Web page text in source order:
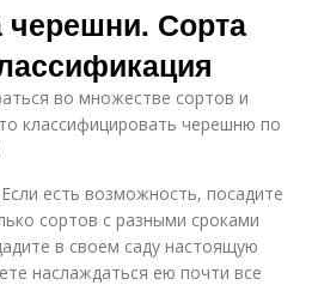
черешни. Сорта
во множестве сортов и
классифицировать черешню по
есть возможность, посадите
сортов с разными сроками
в своем саду настоящую
наслаждаться ею почти все